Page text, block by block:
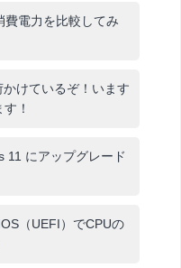
費電力を比較してみ
けているぞ！います
！
11 にアップグレード
（UEFI）でCPUの